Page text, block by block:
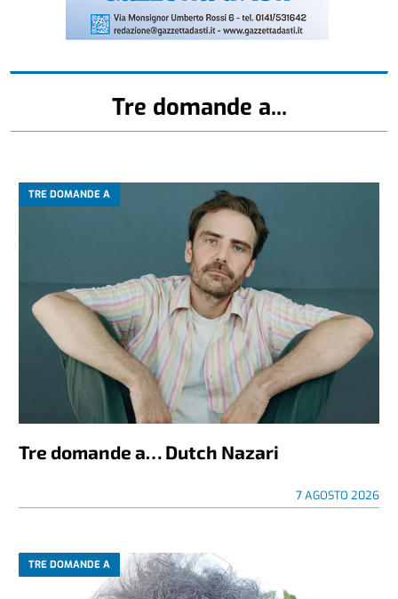
Tre domande a...
TRE DOMANDE A
Tre domande a… Dutch Nazari
7 AGOSTO 2026
TRE DOMANDE A